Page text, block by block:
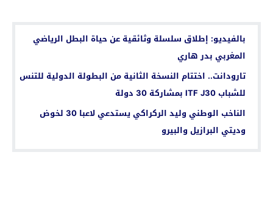
بالفيديو: إطلاق سلسلة وثائقية عن حياة البطل الرياضي
المغربي بدر هاري
تارودانت.. اختتام النسخة الثانية من البطولة الدولية للتنس
للشباب ITF J30 بمشاركة 30 دولة
الناخب الوطني وليد الركراكي يستدعي لاعبا 30 لخوض
وديتي البرازيل والبيرو